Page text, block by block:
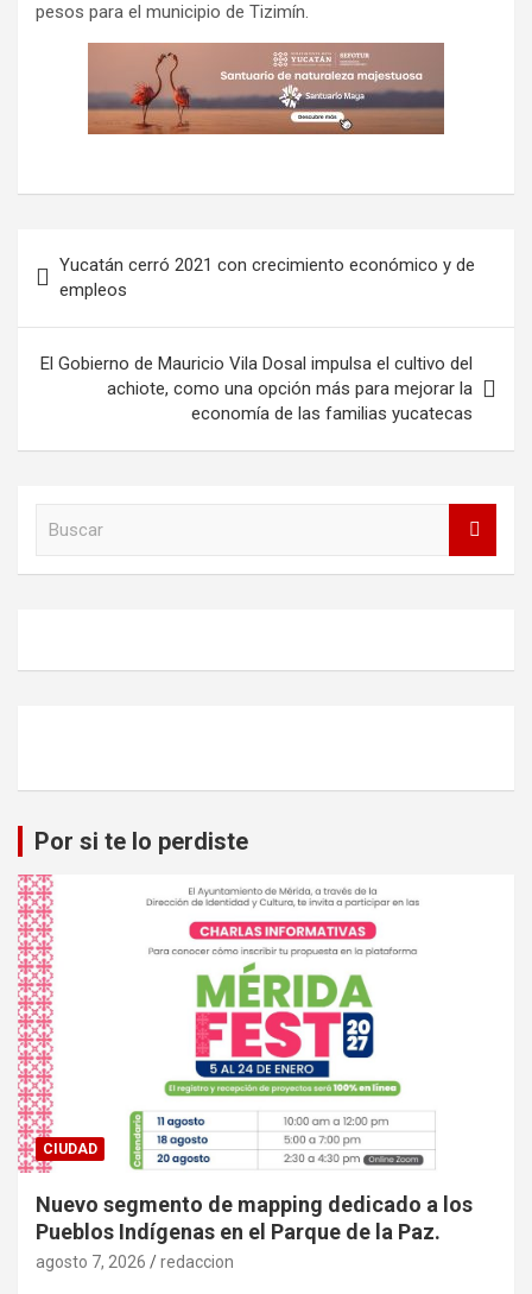
pesos para el municipio de Tizimín.
de
entradas
Yucatán cerró 2021 con crecimiento económico y de
empleos
El Gobierno de Mauricio Vila Dosal impulsa el cultivo del
achiote, como una opción más para mejorar la
economía de las familias yucatecas
Por si te lo perdiste
CIUDAD
Nuevo segmento de mapping dedicado a los
Pueblos Indígenas en el Parque de la Paz.
agosto 7, 2026 redaccion